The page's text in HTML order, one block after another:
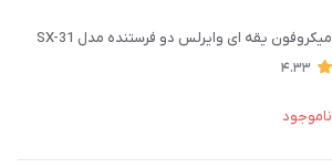
میکروفون یقه ای وایرلس دو فرستنده مدل SX-31
4.33
ناموجود